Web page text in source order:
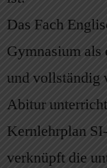
Das Fach
Gymnasium als
und vollständig
Abitur
Kernlehrplan
verknüpft die